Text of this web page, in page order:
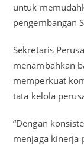
untuk
pengembangan
Sekretaris
menambahkan
memperkuat
tata kelola
“Dengan
menjaga kinerja